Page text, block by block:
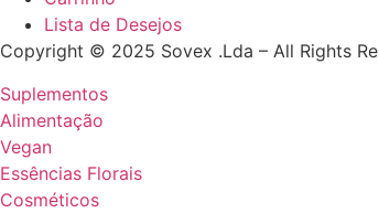
Lista de Desejos
Copyright © 2025 Sovex .Lda – All Rights
Suplementos
Alimentação
Vegan
Essências Florais
Cosméticos